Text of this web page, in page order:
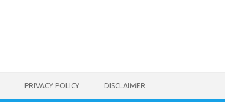
PRIVACY POLICY DISCLAIMER